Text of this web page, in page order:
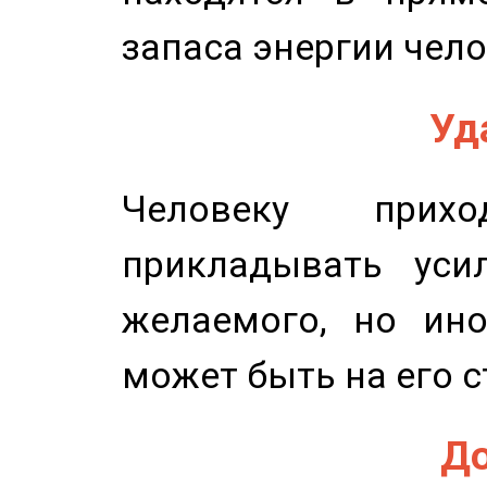
запаса энергии
Человеку
прикладывать
желаемого, но
может быть на его